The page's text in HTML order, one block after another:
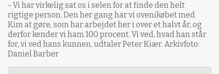
- Vi har virkelig sat os i selen for at finde den helt
rigtige person. Den her gang har vi ovenikøbet med
Kim at gøre, som har arbejdet her i over et halvt år, og
derfor kender vi ham 100 procent. Vi ved, hvad han står
for, vi ved hans kunnen, udtaler Peter Kiær. Arkivfoto:
Daniel Barber